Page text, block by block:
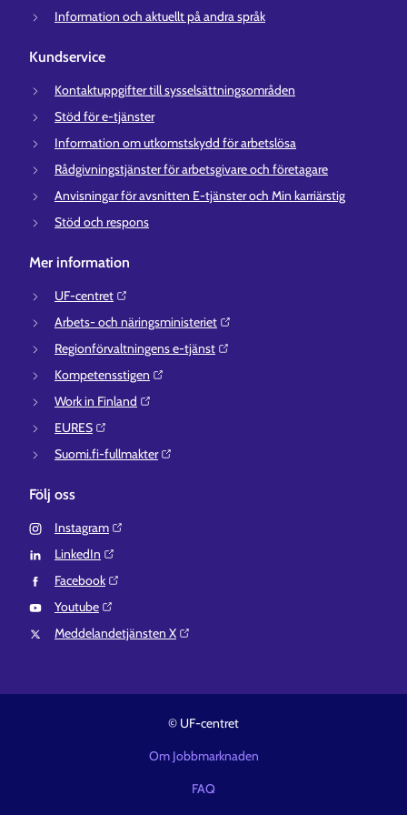
Information och aktuellt på andra språk
Kundservice
Kontaktuppgifter till sysselsättningsområden
Stöd för e-tjänster
Information om utkomstskydd för arbetslösa
Rådgivningstjänster för arbetsgivare och företagare
Anvisningar för avsnitten E-tjänster och Min karriärstig
Stöd och respons
Mer information
UF-centret⁠
Arbets- och näringsministeriet⁠
Regionförvaltningens e-tjänst⁠
Kompetensstigen⁠
Work in Finland⁠
EURES⁠
Suomi.fi-fullmakter⁠
Följ oss
Instagram⁠
LinkedIn⁠
Facebook⁠
Youtube⁠
Meddelandetjänsten X⁠
© UF-centret
Om Jobbmarknaden
FAQ